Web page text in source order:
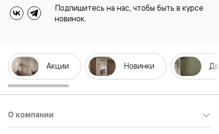
Подпишитесь на нас, чтобы быть в курсе
новинок.
Акции Новинки
О компании